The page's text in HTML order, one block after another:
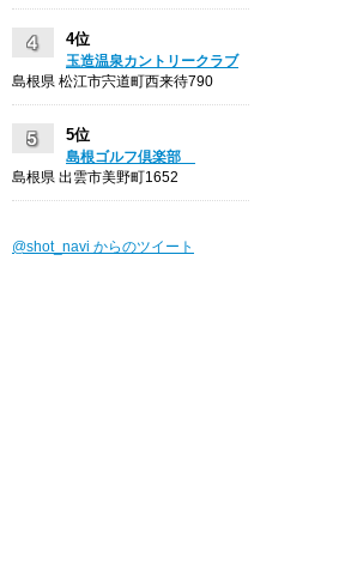
4位
玉造温泉カントリークラブ
島根県 松江市宍道町西来待790
5位
島根ゴルフ倶楽部
島根県 出雲市美野町1652
@shot_navi からのツイート